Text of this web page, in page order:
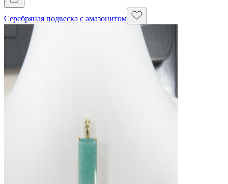
Серебряная подвеска с амазонитом